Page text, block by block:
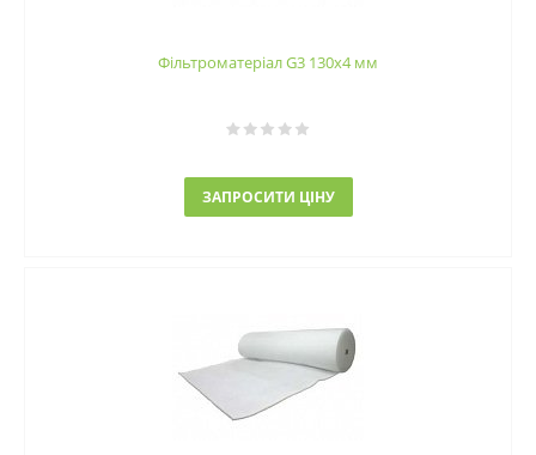
Фільтроматеріал G3 130x4 мм
ЗАПРОСИТИ ЦІНУ